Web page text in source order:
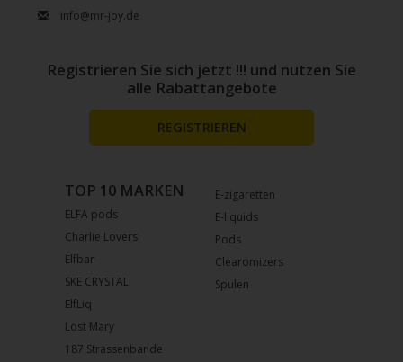
info@mr-joy.de
E-zigaretten
E-liquids
Pods
Clearomizers
Spulen
TOP 10 MARKEN
ELFA pods
Charlie Lovers
Elfbar
SKE CRYSTAL
ElfLiq
Lost Mary
187 Strassenbande
Registrieren Sie sich jetzt !!! und nutzen Sie
alle Rabattangebote
REGISTRIEREN